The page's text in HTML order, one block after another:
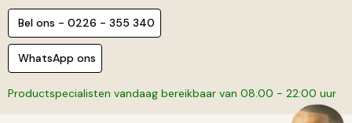
Bel ons - 0226 - 355 340
WhatsApp ons
Productspecialisten vandaag bereikbaar van 08:00 - 22:00 uur